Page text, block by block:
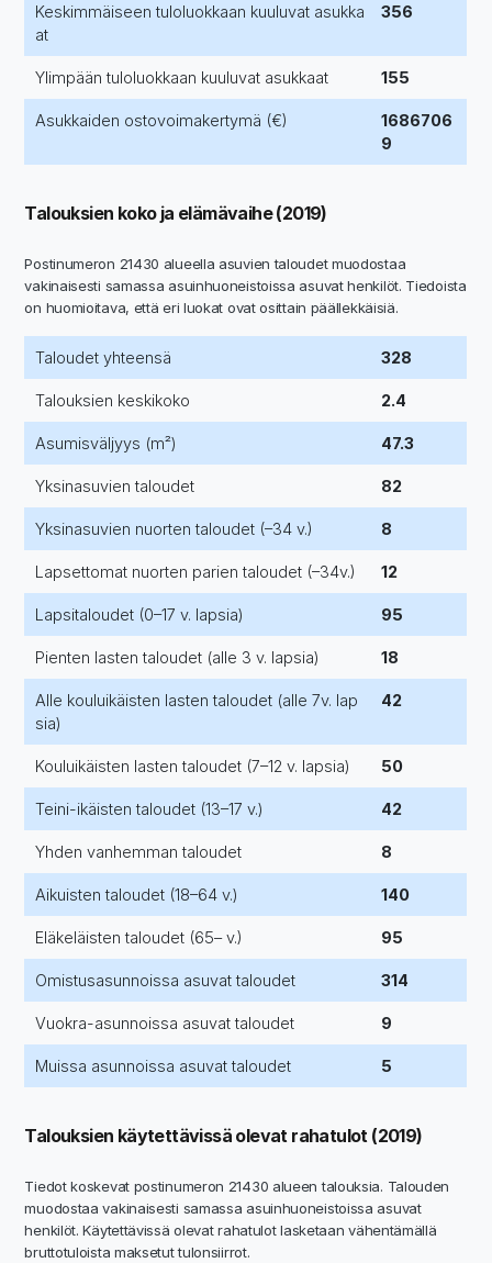
Keskimmäiseen tuloluokkaan kuuluvat asukka
at
356
Ylimpään tuloluokkaan kuuluvat asukkaat 155
Asukkaiden ostovoimakertymä (€)
1686706
9
Talouksien koko ja elämävaihe (2019)
Postinumeron 21430 alueella asuvien taloudet muodostaa
vakinaisesti samassa asuinhuoneistoissa asuvat henkilöt. Tiedoista
on huomioitava, että eri luokat ovat osittain päällekkäisiä.
Taloudet yhteensä 328
Talouksien keskikoko 2.4
Asumisväljyys (m²) 47.3
Yksinasuvien taloudet 82
Yksinasuvien nuorten taloudet (–34 v.) 8
Lapsettomat nuorten parien taloudet (–34v.) 12
Lapsitaloudet (0–17 v. lapsia) 95
Pienten lasten taloudet (alle 3 v. lapsia) 18
Alle kouluikäisten lasten taloudet (alle 7v. lap
sia)
42
Kouluikäisten lasten taloudet (7–12 v. lapsia) 50
Teini-ikäisten taloudet (13–17 v.) 42
Yhden vanhemman taloudet 8
Aikuisten taloudet (18–64 v.) 140
Eläkeläisten taloudet (65– v.) 95
Omistusasunnoissa asuvat taloudet 314
Vuokra-asunnoissa asuvat taloudet 9
Muissa asunnoissa asuvat taloudet 5
Talouksien käytettävissä olevat rahatulot (2019)
Tiedot koskevat postinumeron 21430 alueen talouksia. Talouden
muodostaa vakinaisesti samassa asuinhuoneistoissa asuvat
henkilöt. Käytettävissä olevat rahatulot lasketaan vähentämällä
bruttotuloista maksetut tulonsiirrot.